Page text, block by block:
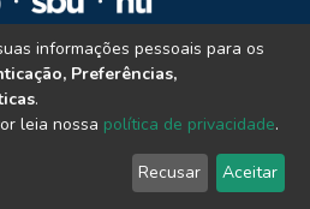
da UENP
| End User Agreement Send Feedback
informações pessoais para os
Preferências,
.
leia nossa política de privacidade.
Recusar Aceitar